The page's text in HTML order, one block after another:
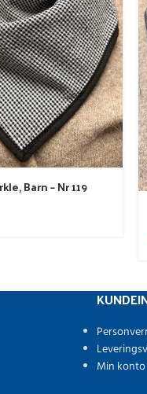
Barn – Nr 119
Min konto